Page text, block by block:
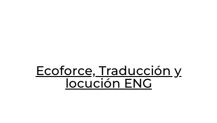
Ecoforce, Traducción y
locución ENG